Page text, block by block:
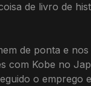
de livro de
de ponta e
com Kobe no
o emprego